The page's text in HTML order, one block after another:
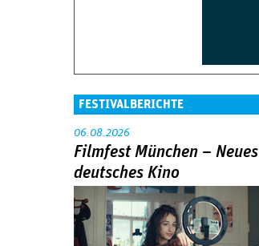
FESTIVALBERICHTE
06.08.2026
Filmfest München – Neues
deutsches Kino